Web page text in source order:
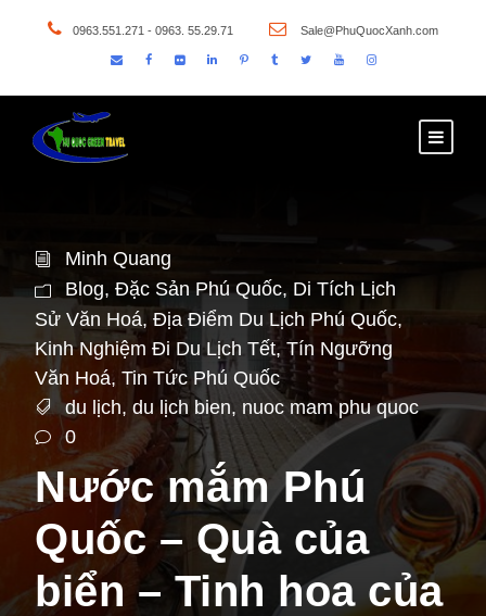
0963.551.271 - 0963. 55.29.71 Sale@PhuQuocXanh.com
Minh Quang
Blog, Đặc Sản Phú Quốc, Di Tích Lịch
Sử Văn Hoá, Địa Điểm Du Lịch Phú Quốc,
Kinh Nghiệm Đi Du Lịch Tết, Tín Ngưỡng
Văn Hoá, Tin Tức Phú Quốc
du lịch, du lịch bien, nuoc mam phu quoc
0
Nước mắm Phú
Quốc – Quà của
biển – Tinh hoa của